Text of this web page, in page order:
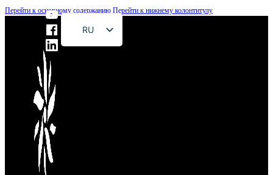
Перейти к основному содержаниюПерейти к нижнему колонтитулу
RU
EN